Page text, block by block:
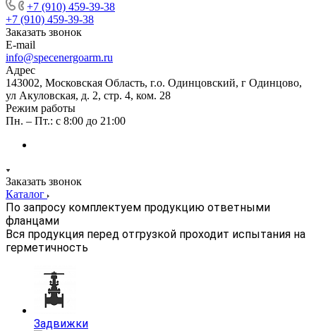
+7 (910) 459-39-38
+7 (910) 459-39-38
Заказать звонок
E-mail
info@specenergoarm.ru
Адрес
143002, Московская Область, г.о. Одинцовский, г Одинцово,
ул Акуловская, д. 2, стр. 4, ком. 28
Режим работы
Пн. – Пт.: с 8:00 до 21:00
Заказать звонок
Каталог
По запросу комплектуем продукцию ответными
фланцами
Вся продукция перед отгрузкой проходит испытания на
герметичность
Задвижки